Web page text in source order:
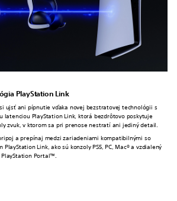
PlayStation Link
ujsť ani pípnutie vďaka novej bezstratovej technológii s
latenciou PlayStation Link, ktorá bezdrôtovo poskytuje
zvuk, v ktorom sa pri prenose nestratí ani jediný detail.
a prepínaj medzi zariadeniami kompatibilnými so
PlayStation Link, ako sú konzoly PS5, PC, Mac® a vzdialený
Portal™.